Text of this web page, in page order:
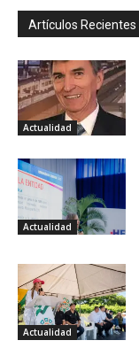
Artículos Recientes
Actualidad
Actualidad
Actualidad